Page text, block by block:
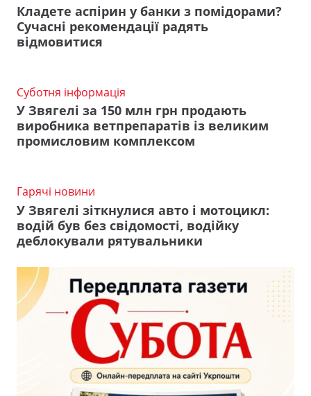
Кладете аспірин у банки з помідорами?
Сучасні рекомендації радять
відмовитися
Суботня інформація
У Звягелі за 150 млн грн продають
виробника ветпрепаратів із великим
промисловим комплексом
Гарячі новини
У Звягелі зіткнулися авто і мотоцикл:
водій був без свідомості, водійку
деблокували рятувальники